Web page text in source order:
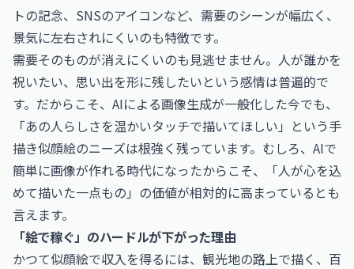
トの記念、SNSのアイコンなど、需要のシーンが幅広く、
景気に左右されにくいのも特徴です。
需要そのものが消えにくいのも見逃せません。人が誰かを
祝いたい、思い出を形に残したいという感情は普遍的で
す。だからこそ、AIによる画像生成が一般化した今でも、
「あの人らしさを温かいタッチで描いてほしい」という手
描き似顔絵のニーズは根強く残っています。むしろ、AIで
簡単に画像が作れる時代になったからこそ、「人が心を込
めて描いた一点もの」の価値が相対的に高まっているとも
言えます。
「絵で稼ぐ」のハードルが下がった理由
かつて似顔絵で収入を得るには、観光地の路上で描く、百